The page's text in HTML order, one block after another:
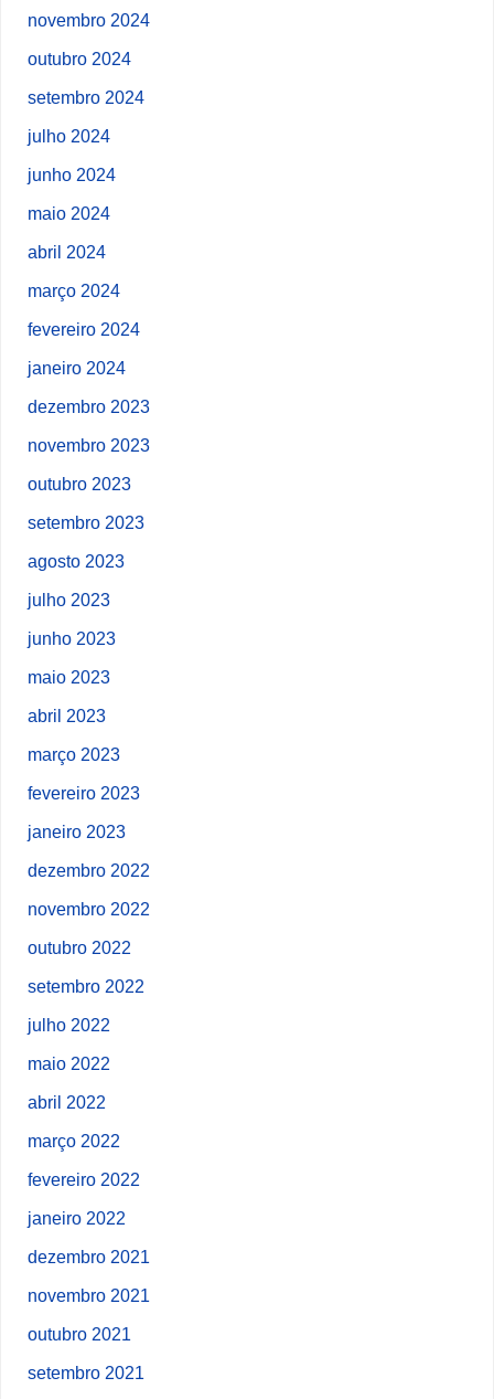
novembro 2024
outubro 2024
setembro 2024
julho 2024
junho 2024
maio 2024
abril 2024
março 2024
fevereiro 2024
janeiro 2024
dezembro 2023
novembro 2023
outubro 2023
setembro 2023
agosto 2023
julho 2023
junho 2023
maio 2023
abril 2023
março 2023
fevereiro 2023
janeiro 2023
dezembro 2022
novembro 2022
outubro 2022
setembro 2022
julho 2022
maio 2022
abril 2022
março 2022
fevereiro 2022
janeiro 2022
dezembro 2021
novembro 2021
outubro 2021
setembro 2021